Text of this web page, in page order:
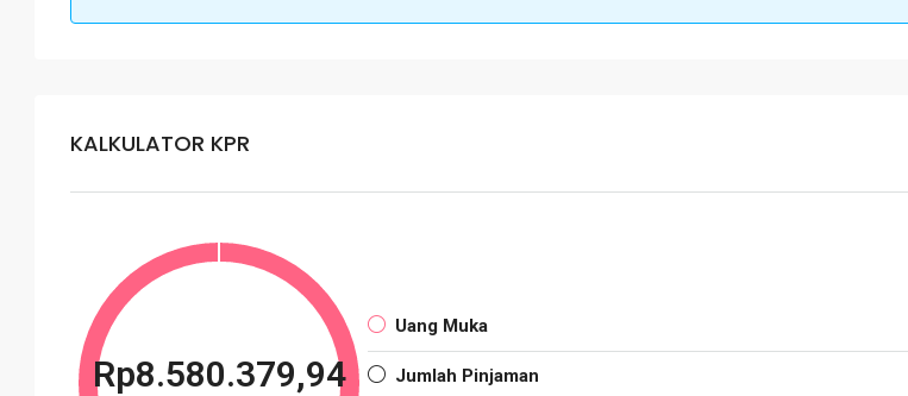
KALKULATOR KPR
Rp8.580.379,94
Uang Muka
Jumlah Pinjaman